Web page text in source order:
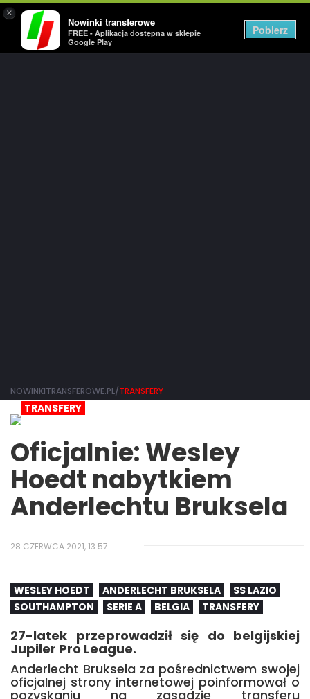
×
Nowinki transferowe
FREE - Aplikacja dostępna w sklepie
Google Play
Pobierz
NOWINKITRANSFEROWE.PL/TRANSFERY
TRANSFERY
Oficjalnie: Wesley
Hoedt nabytkiem
Anderlechtu Bruksela
28 CZERWCA 2021, 13:57
WESLEY HOEDT ANDERLECHT BRUKSELA
SS LAZIO
SOUTHAMPTON
SERIE A BELGIA TRANSFERY
27-latek przeprowadził się do belgijskiej
Jupiler Pro League.
Anderlecht Bruksela za pośrednictwem swojej
oficjalnej strony internetowej poinformował o
pozyskaniu na zasadzie transferu